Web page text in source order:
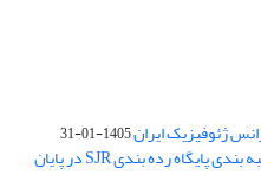
ژئوفیزیک ایران1405-01-31
کسب رتبه Q4 مجله ژئوفیزیک ایران در رتبه بندی پایگاه رده بندی SJR در پایان